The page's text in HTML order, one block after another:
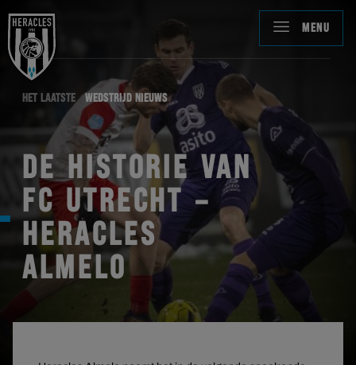
MENU
HET LAATSTE WEDSTRIJD NIEUWS
DE HISTORIE VAN
FC UTRECHT –
HERACLES
ALMELO